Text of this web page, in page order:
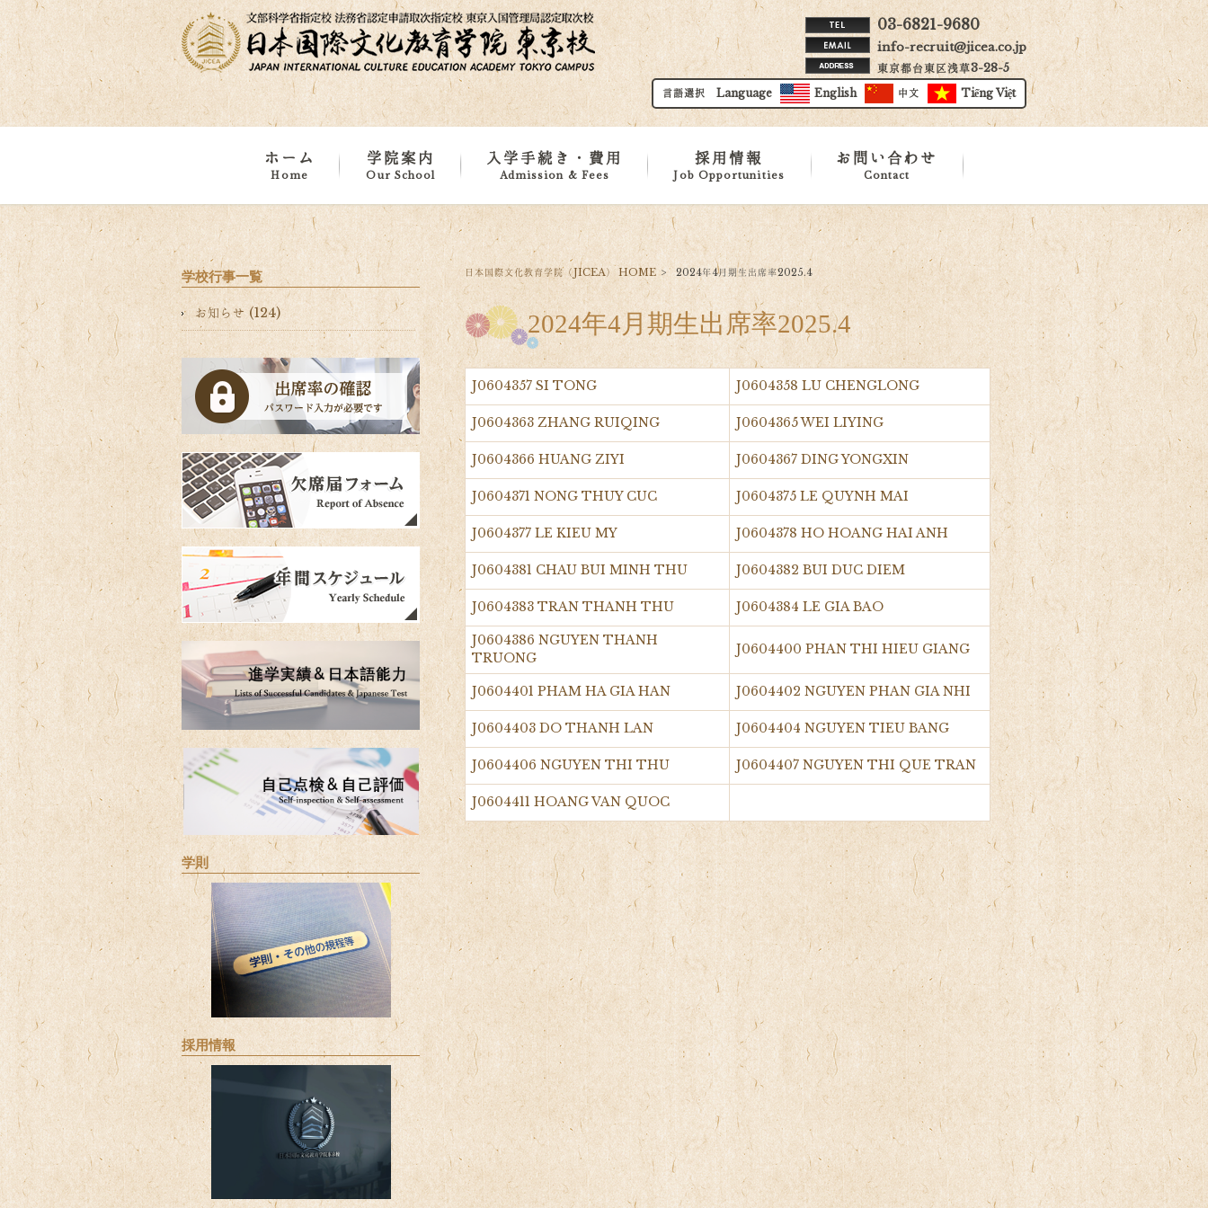
03-6821-9680
info-recruit@jicea.co.jp
東京都台東区浅草3-28-5
言語選択 Language English 中文 Tiếng Việt
ホーム
Home
学院案内
Our School
学院概要
学校・施設紹介
浅草・地域紹介
海外事務所
入学手続き・費用
Admission & Fees
カリキュラム
留学申請基準
費用
ダウンロード
採用情報
Job Opportunities
お問い合わせ
Contact
日本国際文化教育学院（JICEA） HOME > 2024年4月期生出席率2025.4
2024年4月期生出席率2025.4
J0604357 SI TONG J0604358 LU CHENGLONG
J0604363 ZHANG RUIQING J0604365 WEI LIYING
J0604366 HUANG ZIYI J0604367 DING YONGXIN
J0604371 NONG THUY CUC J0604375 LE QUYNH MAI
J0604377 LE KIEU MY J0604378 HO HOANG HAI ANH
J0604381 CHAU BUI MINH THU J0604382 BUI DUC DIEM
J0604383 TRAN THANH THU J0604384 LE GIA BAO
J0604386 NGUYEN THANH
TRUONG
J0604400 PHAN THI HIEU GIANG
J0604401 PHAM HA GIA HAN J0604402 NGUYEN PHAN GIA NHI
J0604403 DO THANH LAN J0604404 NGUYEN TIEU BANG
J0604406 NGUYEN THI THU J0604407 NGUYEN THI QUE TRAN
J0604411 HOANG VAN QUOC
学校行事一覧
お知らせ (124)
学則
採用情報